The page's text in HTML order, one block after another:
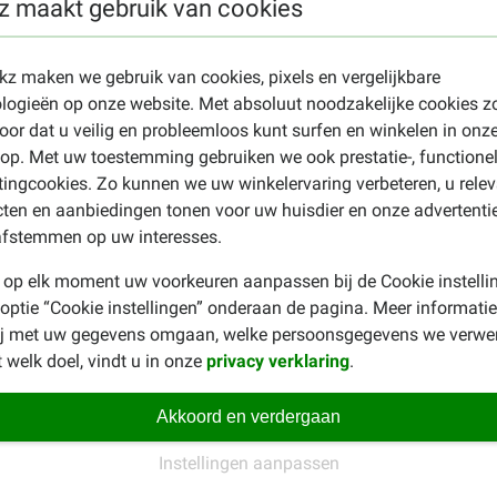
maakt gebruik van cookies
maken we gebruik van cookies, pixels en vergelijkbare
op onze website. Met absoluut noodzakelijke cookies
dat u veilig en probleemloos kunt surfen en winkelen in
Met uw toestemming gebruiken we ook prestatie-,
Zo kunnen we uw winkelervaring verbeteren, u
en aanbiedingen tonen voor uw huisdier en onze
op uw interesses.
op elk moment uw voorkeuren aanpassen bij de Cookie
“Cookie instellingen” onderaan de pagina. Meer
met uw gegevens omgaan, welke persoonsgegevens we
welk doel, vindt u in onze privacy verklaring.
Akkoord en verdergaan
Instellingen aanpassen
staat op de verpakking vermeld en is
- kip met zalm in bouillon
4%, rijst 1,3%
vet 0.5%, Ruwe As 1%, Ruwe celstof 0.1%, Vocht 86%.
- natvoer kat aanvullen met een complete droogvoeding?
kattenvoer vindt u het complete aanbod natvoer voor de kat.